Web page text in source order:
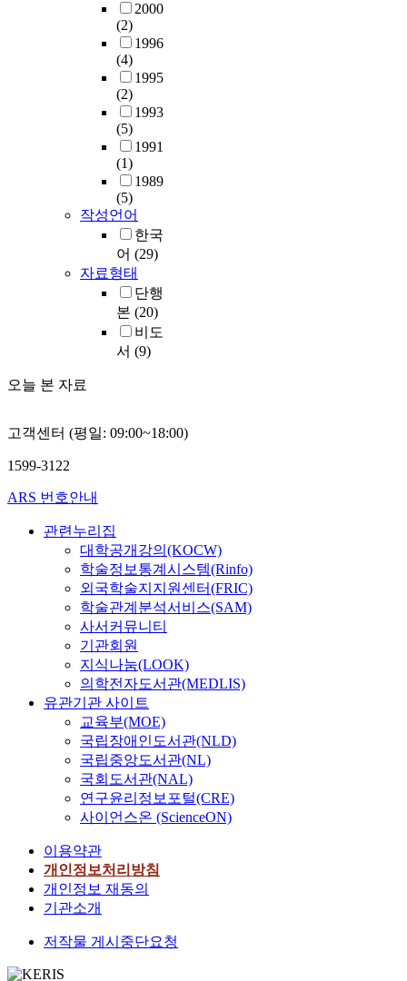
2000
(2)
1996
(4)
1995
(2)
1993
(5)
1991
(1)
1989
(5)
작성언어
한국
어 (29)
자료형태
단행
본 (20)
비도
서 (9)
오늘 본 자료
고객센터 (평일: 09:00~18:00)
1599-3122
ARS 번호안내
관련누리집
대학공개강의(KOCW)
학술정보통계시스템(Rinfo)
외국학술지지원센터(FRIC)
학술관계분석서비스(SAM)
사서커뮤니티
기관회원
지식나눔(LOOK)
의학전자도서관(MEDLIS)
유관기관 사이트
교육부(MOE)
국립장애인도서관(NLD)
국립중앙도서관(NL)
국회도서관(NAL)
연구윤리정보포털(CRE)
사이언스온 (ScienceON)
이용약관
개인정보처리방침
개인정보 재동의
기관소개
저작물 게시중단요청